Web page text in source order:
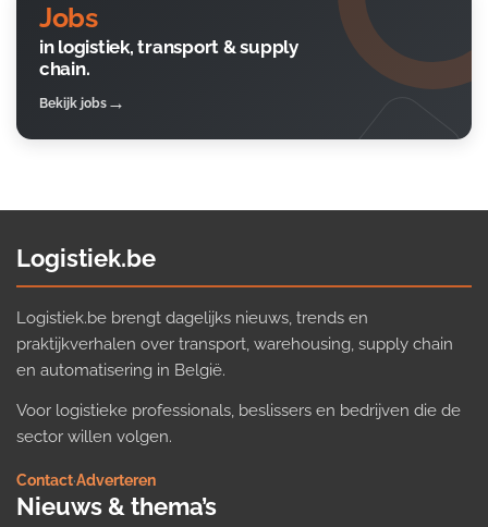
Jobs
in logistiek, transport & supply
chain.
Bekijk jobs
Logistiek.be
Logistiek.be brengt dagelijks nieuws, trends en
praktijkverhalen over transport, warehousing, supply chain
en automatisering in België.
Voor logistieke professionals, beslissers en bedrijven die de
sector willen volgen.
Contact·Adverteren
Nieuws & thema’s